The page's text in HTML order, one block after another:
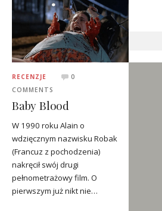
RECENZJE
0
COMMENTS
Baby Blood
W 1990 roku Alain o
wdzięcznym nazwisku Robak
(Francuz z pochodzenia)
nakręcił swój drugi
pełnometrażowy film. O
pierwszym już nikt nie…